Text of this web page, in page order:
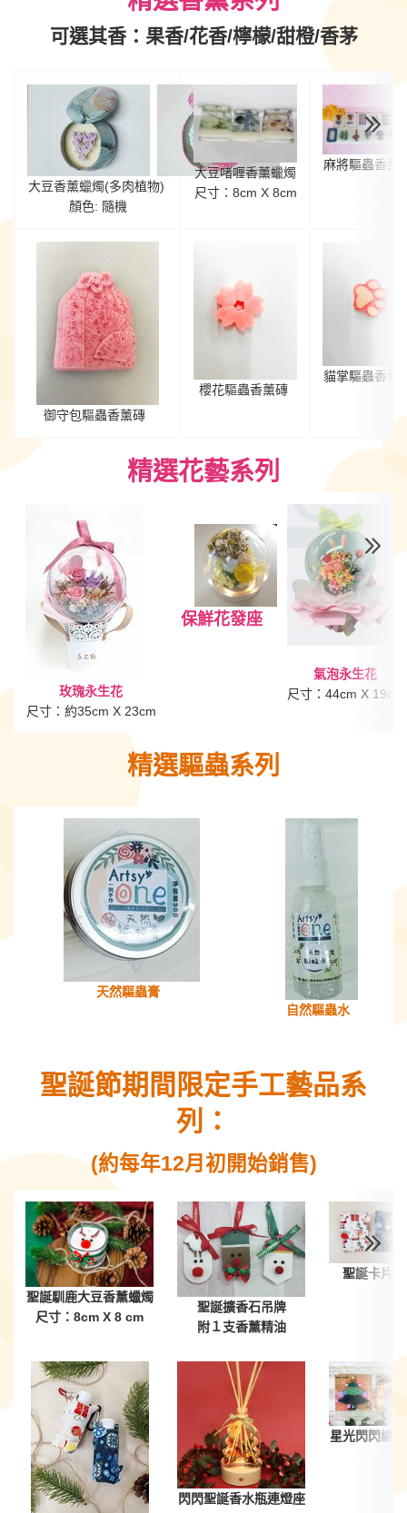
可選其香：果香/花香/檸檬/甜橙/香茅
大豆香薰蠟燭(多肉植物)
顏色: 隨機
大豆啫喱香薰蠟燭
尺寸：8cm X 8cm
麻將驅蟲香薰
御守包驅蟲香薰磚
櫻花驅蟲香薰磚
貓掌驅蟲香薰
精選花藝系列
玫瑰永生花
尺寸：約35cm X 23cm
保鮮花發座
氣泡永生花
尺寸：44cm X 19cm
精選驅蟲系列
天然驅蟲膏
自然驅蟲水
聖誕節期間限定手工藝品系
列：
(約每年12月初開始銷售)
聖誕馴鹿大豆香薰蠟燭
尺寸：8cm X 8 cm
聖誕擴香石吊牌
附１支香薰精油
聖誕卡片套
閃閃聖誕香水瓶連燈座
星光閃閃繞